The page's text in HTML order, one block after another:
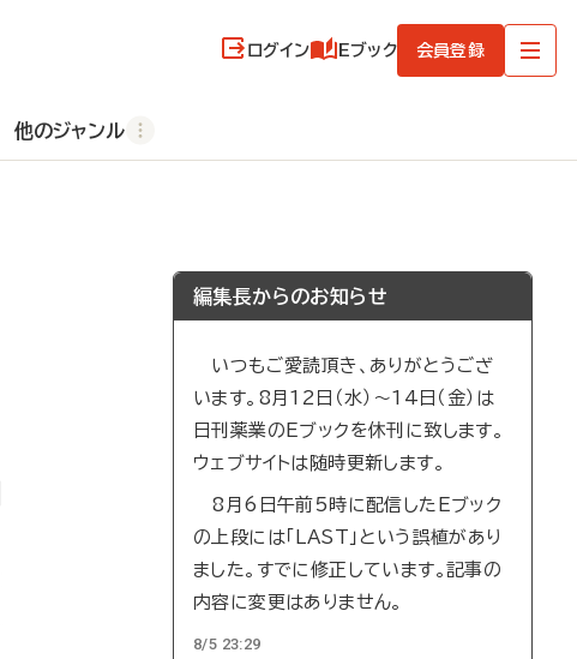
ログイン Eブック 会員登録
他のジャンル
編集長からのお知らせ
いつもご愛読頂き、ありがとうござ
います。8月12日（水）～14日（金）は
日刊薬業のEブックを休刊に致します。
ウェブサイトは随時更新します。
8月6日午前5時に配信したEブック
の上段には「LAST」という誤植があり
ました。すでに修正しています。記事の
内容に変更はありません。
8/5 23:29